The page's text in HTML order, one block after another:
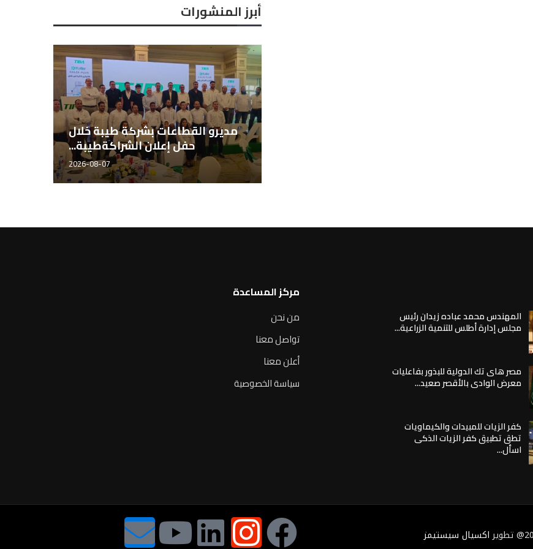
أبرز المنشورات
المهندس هاني الشيخ، مدير قطاع
الأسمدة طيبة للتجارة...
2026-08-07
المهندس محمد عباده زيدان رئيس
مجلس إدارة أطلس للتنمية الزراعية...
مصر هاى تك الدولية للبذور بفاعليات
معرض الوادى بالأقصر صعيد...
كفر الزيات للمبيدات والكيماويات
تطق تطبيق كفر الزيات الذكى
اسأل...
مركز المساعدة
من نحن
تواصل معنا
أعلن معنا
سياسة الخصوصية
اكسيال سيستيمز